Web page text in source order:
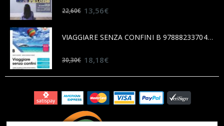
22,60€ 13,56€
VIAGGIARE SENZA CONFINI B 9788823370456
30,30€ 18,18€